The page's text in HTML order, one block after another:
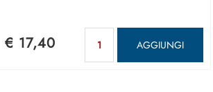
€ 17,40 AGGIUNGI